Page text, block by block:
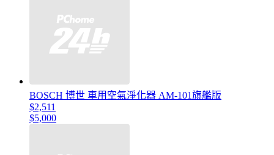
BOSCH 博世 車用空氣淨化器 AM-101旗艦版
$2,511
$5,000